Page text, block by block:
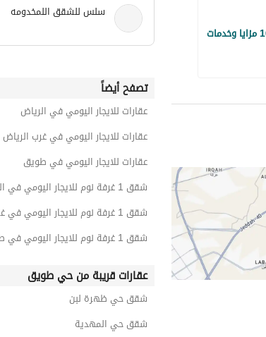
سلس للشقق اللمخدومه
تصفح أيضاً
عقارات للايجار اليومي في الرياض
عقارات للايجار اليومي في غرب الرياض
عقارات للايجار اليومي في طويق
شقق 1 غرفة نوم للايجار اليومي في الرياض
شقق 1 غرفة نوم للايجار اليومي في غرب الرياض
شقق 1 غرفة نوم للايجار اليومي في طويق
عقارات قريبة من حي طويق
شقق حي ظهرة لبن
شقق حي المهدية